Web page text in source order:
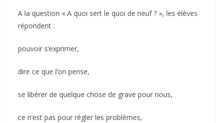
A la question « A quoi sert le quoi de neuf ? », les élèves
répondent :
pouvoir s’exprimer,
dire ce que l’on pense,
se libérer de quelque chose de grave pour nous,
ce n’est pas pour régler les problèmes,